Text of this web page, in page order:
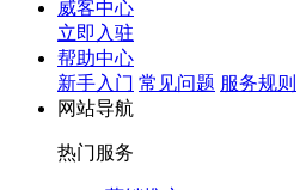
威客中心
立即入驻
帮助中心
新手入门 常见问题 服务规则
网站导航
热门服务